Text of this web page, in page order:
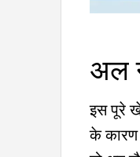
अल
इस पूरे
के कारण